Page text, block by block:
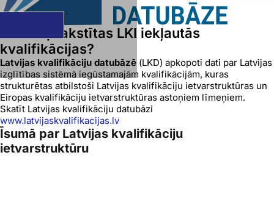
Kur ir aprakstītas LKI iekļautās
kvalifikācijas?
Latvijas kvalifikāciju datubāzē (LKD) apkopoti dati par Latvijas
izglītības sistēmā iegūstamajām kvalifikācijām, kuras
strukturētas atbilstoši Latvijas kvalifikāciju ietvarstruktūras un
Eiropas kvalifikāciju ietvarstruktūras astoņiem līmeņiem.
Skatīt Latvijas kvalifikāciju datubāzi
www.latvijaskvalifikacijas.lv
Īsumā par Latvijas kvalifikāciju
ietvarstruktūru